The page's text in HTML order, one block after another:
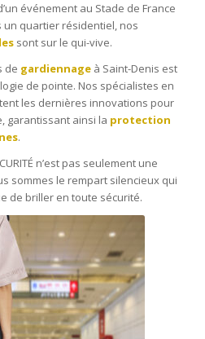
événement au Stade de France
un quartier résidentiel, nos
sont sur le qui-vive.
de gardiennageà Saint-Denis est
de pointe. Nos spécialistes en
les dernières innovations pour
garantissant ainsi la protection
.
n’est pas seulement une
sommes le rempart silencieux qui
de briller en toute sécurité.